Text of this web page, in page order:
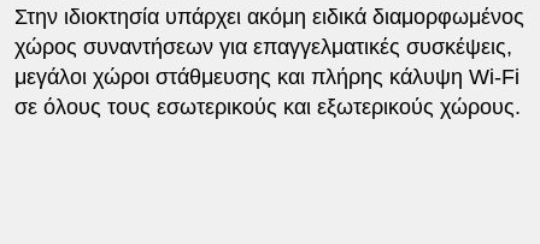
Στην ιδιοκτησία υπάρχει ακόμη ειδικά διαμορφωμένος
χώρος συναντήσεων για επαγγελματικές συσκέψεις,
μεγάλοι χώροι στάθμευσης και πλήρης κάλυψη Wi-Fi
σε όλους τους εσωτερικούς και εξωτερικούς χώρους.